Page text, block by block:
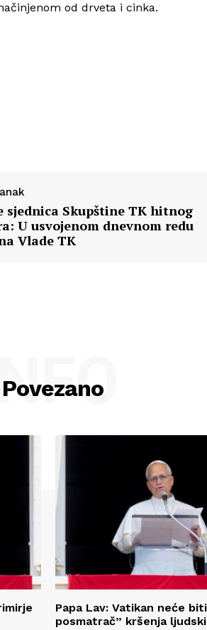
od drveta i cinka.
sjednica Skupštine TK hitnog
U usvojenom dnevnom redu
Vlade TK
Povezano
INFO
Papa Lav: Vatikan neće
posmatrač” kršenja